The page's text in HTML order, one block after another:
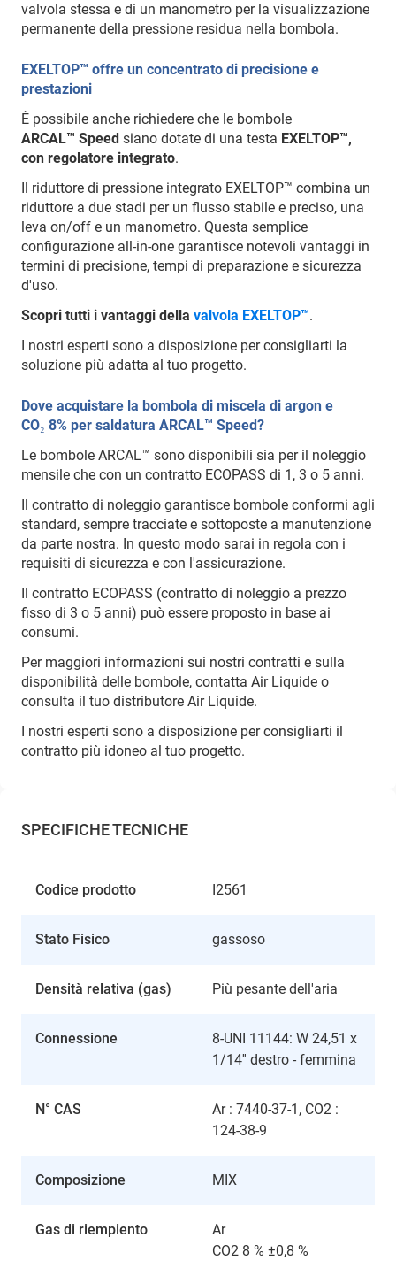
valvola stessa e di un manometro per la visualizzazione
permanente della pressione residua nella bombola.
EXELTOP™ offre un concentrato di precisione e
prestazioni
È possibile anche richiedere che le bombole
ARCAL™ Speed siano dotate di una testa EXELTOP™,
con regolatore integrato.
Il riduttore di pressione integrato EXELTOP™ combina un
riduttore a due stadi per un flusso stabile e preciso, una
leva on/off e un manometro. Questa semplice
configurazione all-in-one garantisce notevoli vantaggi in
termini di precisione, tempi di preparazione e sicurezza
d'uso.
Scopri tutti i vantaggi della valvola EXELTOP™.
I nostri esperti sono a disposizione per consigliarti la
soluzione più adatta al tuo progetto.
Dove acquistare la bombola di miscela di argon e
CO₂ 8% per saldatura ARCAL™ Speed?
Le bombole ARCAL™ sono disponibili sia per il noleggio
mensile che con un contratto ECOPASS di 1, 3 o 5 anni.
Il contratto di noleggio garantisce bombole conformi agli
standard, sempre tracciate e sottoposte a manutenzione
da parte nostra. In questo modo sarai in regola con i
requisiti di sicurezza e con l'assicurazione.
Il contratto ECOPASS (contratto di noleggio a prezzo
fisso di 3 o 5 anni) può essere proposto in base ai
consumi.
Per maggiori informazioni sui nostri contratti e sulla
disponibilità delle bombole, contatta Air Liquide o
consulta il tuo distributore Air Liquide.
I nostri esperti sono a disposizione per consigliarti il
contratto più idoneo al tuo progetto.
SPECIFICHE TECNICHE
Codice prodotto I2561
Stato Fisico gassoso
Densità relativa (gas) Più pesante dell'aria
Connessione
8-UNI 11144: W 24,51 x
1/14'' destro - femmina
N° CAS
Ar : 7440-37-1, CO2 :
124-38-9
Composizione MIX
Gas di riempiento
Ar
CO2 8 % ±0,8 %